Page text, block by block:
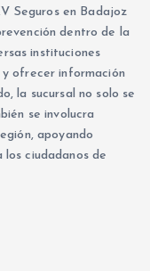
Seguros en Badajoz
dentro de la
instituciones
ofrecer información
la sucursal no solo se
se involucra
apoyando
ciudadanos de